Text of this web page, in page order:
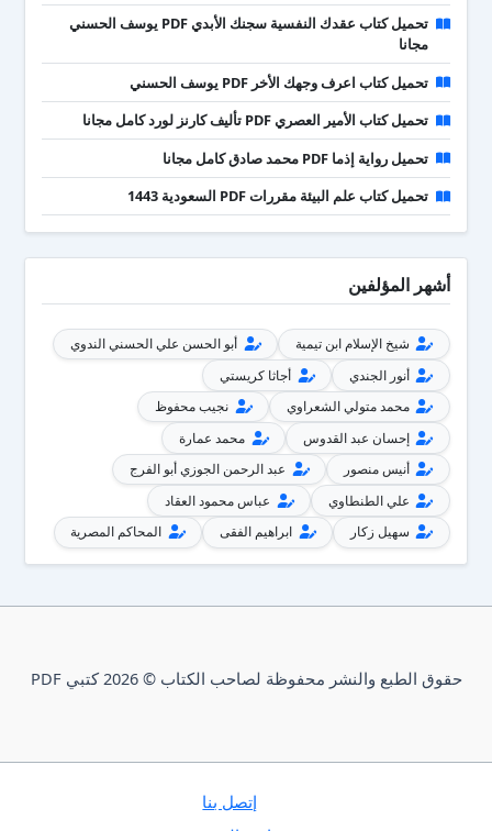
تحميل كتاب عقدك النفسية سجنك الأبدي PDF يوسف الحسني
مجانا
تحميل كتاب اعرف وجهك الأخر PDF يوسف الحسني
تحميل كتاب الأمير العصري PDF تأليف كارنز لورد كامل مجانا
تحميل رواية إذما PDF محمد صادق كامل مجانا
تحميل كتاب علم البيئة مقررات PDF السعودية 1443
أشهر المؤلفين
شيخ الإسلام ابن تيمية
أبو الحسن علي الحسني الندوي
أنور الجندي
أجاثا كريستي
محمد متولي الشعراوي
نجيب محفوظ
إحسان عبد القدوس
محمد عمارة
أنيس منصور
عبد الرحمن الجوزي أبو الفرج
علي الطنطاوي
عباس محمود العقاد
سهيل زكار
ابراهيم الفقى المحاكم المصرية
حقوق الطبع والنشر محفوظة لصاحب الكتاب © 2026 كتبي PDF
إتصل بنا